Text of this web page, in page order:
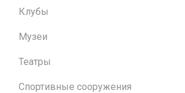
Клубы
Музеи
Театры
Спортивные сооружения